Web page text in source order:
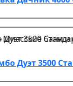
Дуэт 3500